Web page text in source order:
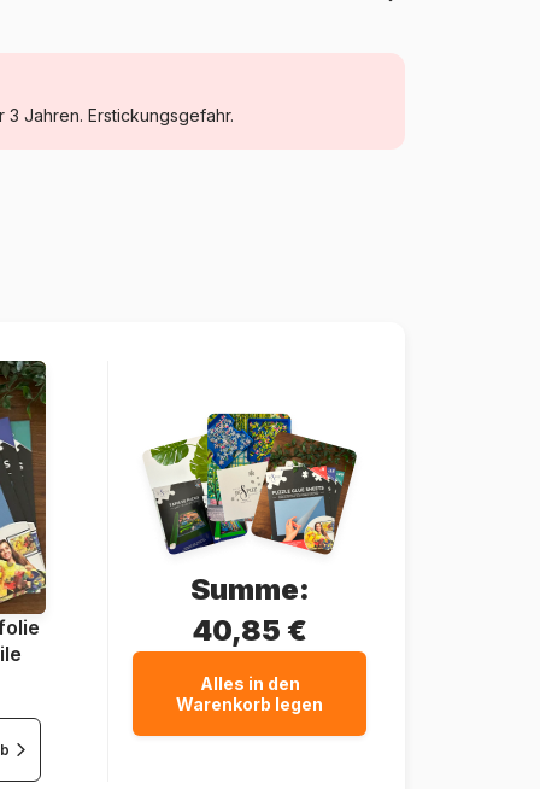
ab 5 Jahre (31 bis 49 Teile)
Jahren. Erstickungsgefahr.
Summe:
40,85 €
Alles in den
Warenkorb legen